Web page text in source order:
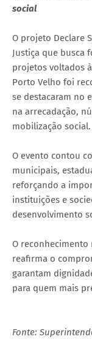
social
O projeto Declare
Justiça que busca
projetos voltados
Porto Velho foi
se destacaram no
na arrecadação,
mobilização social.
O evento contou
municipais,
reforçando a
instituições e
desenvolvimento
O
reafirma o
garantam
para quem mais
Fonte: